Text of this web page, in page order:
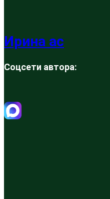
Ирина ас
Соцсети автора: